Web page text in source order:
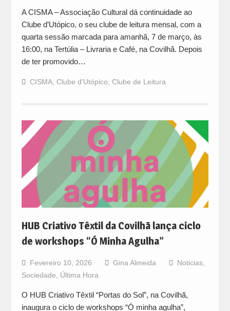
A CISMA – Associação Cultural dá continuidade ao
Clube d’Utópico, o seu clube de leitura mensal, com a
quarta sessão marcada para amanhã, 7 de março, às
16:00, na Tertúlia – Livraria e Café, na Covilhã. Depois
de ter promovido…
CISMA, Clube d'Utópico Clube de Leitura
HUB Criativo Têxtil da Covilhã lança ciclo
de workshops “Ó Minha Agulha”
Fevereiro 10, 2026 Gina Almeida Noticias,
Sociedade
Última Hora
O HUB Criativo Têxtil “Portas do Sol”, na Covilhã,
inaugura o ciclo de workshops “Ó minha agulha”,